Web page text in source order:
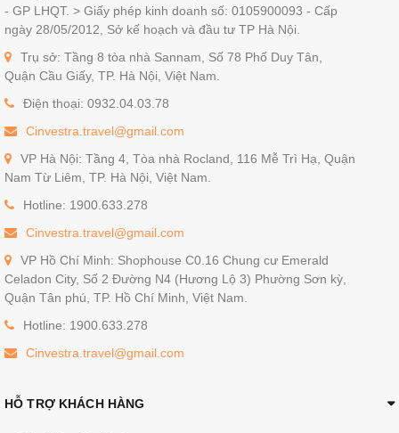
- GP LHQT. > Giấy phép kinh doanh số: 0105900093 - Cấp
ngày 28/05/2012, Sở kế hoạch và đầu tư TP Hà Nội.
Trụ sở: Tầng 8 tòa nhà Sannam, Số 78 Phố Duy Tân,
Quận Cầu Giấy, TP. Hà Nội, Việt Nam.
Điện thoại: 0932.04.03.78
Cinvestra.travel@gmail.com
VP Hà Nội: Tầng 4, Tòa nhà Rocland, 116 Mễ Trì Hạ, Quận
Nam Từ Liêm, TP. Hà Nội, Việt Nam.
Hotline: 1900.633.278
Cinvestra.travel@gmail.com
VP Hồ Chí Minh: Shophouse C0.16 Chung cư Emerald
Celadon City, Số 2 Đường N4 (Hương Lộ 3) Phường Sơn kỳ,
Quận Tân phú, TP. Hồ Chí Minh, Việt Nam.
Hotline: 1900.633.278
Cinvestra.travel@gmail.com
HỖ TRỢ KHÁCH HÀNG